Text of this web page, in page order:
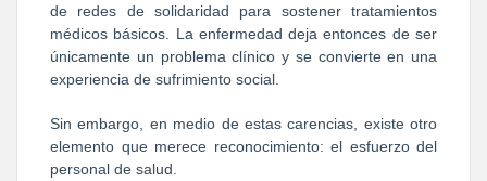
de redes de solidaridad para sostener tratamientos
médicos básicos. La enfermedad deja entonces de ser
únicamente un problema clínico y se convierte en una
experiencia de sufrimiento social.
Sin embargo, en medio de estas carencias, existe otro
elemento que merece reconocimiento: el esfuerzo del
personal de salud.